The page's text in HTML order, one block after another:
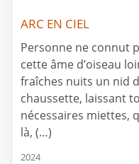
ARC EN CIEL
Personne ne connut
cette âme d’oiseau
fraîches nuits un nid
chaussette, laissant
nécessaires miettes,
là, (…)
2024